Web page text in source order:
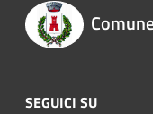
SEGUICI SU